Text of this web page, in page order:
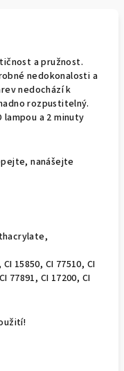
a pružnost.
nedokonalosti a
nedochází k
rozpustitelný.
a 2 minuty
nanášejte
15850, CI 77510, CI
77891, CI 17200, CI